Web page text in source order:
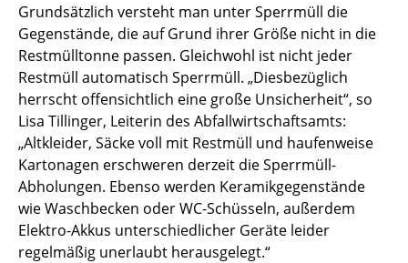
Grundsätzlich versteht man unter Sperrmüll die
Gegenstände, die auf Grund ihrer Größe nicht in die
Restmülltonne passen. Gleichwohl ist nicht jeder
Restmüll automatisch Sperrmüll. „Diesbezüglich
herrscht offensichtlich eine große Unsicherheit“, so
Lisa Tillinger, Leiterin des Abfallwirtschaftsamts:
„Altkleider, Säcke voll mit Restmüll und haufenweise
Kartonagen erschweren derzeit die Sperrmüll-
Abholungen. Ebenso werden Keramikgegenstände
wie Waschbecken oder WC-Schüsseln, außerdem
Elektro-Akkus unterschiedlicher Geräte leider
regelmäßig unerlaubt herausgelegt.“